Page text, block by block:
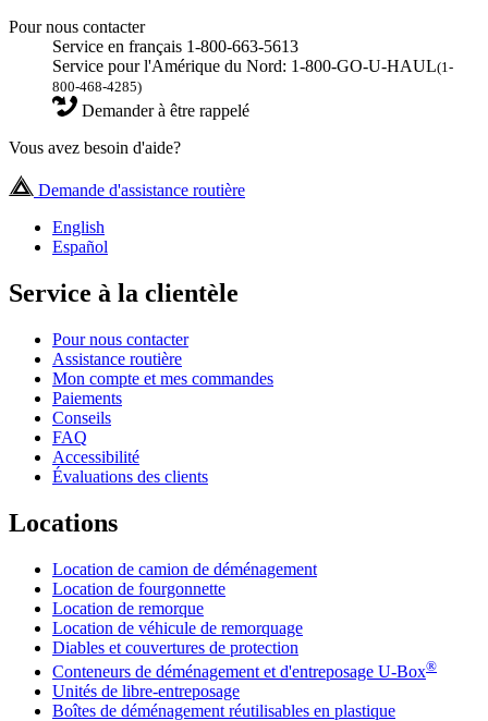
Pour nous contacter
Service en français 1-800-663-5613
Service pour l'Amérique du Nord: 1-800-GO-U-HAUL(1-
800-468-4285)
Demander à être rappelé
Vous avez besoin d'aide?
Demande d'assistance routière
English
Español
Service à la clientèle
Pour nous contacter
Assistance routière
Mon compte et mes commandes
Paiements
Conseils
FAQ
Accessibilité
Évaluations des clients
Locations
Location de camion de déménagement
Location de fourgonnette
Location de remorque
Location de véhicule de remorquage
Diables et couvertures de protection
Conteneurs de déménagement et d'entreposage U-Box®
Unités de libre-entreposage
Boîtes de déménagement réutilisables en plastique